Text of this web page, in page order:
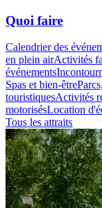
Quoi faire
Calendrier des
en plein airActivités
événements
Spas et bien-être
touristiquesActivités
motorisésLocation
Tous les attraits